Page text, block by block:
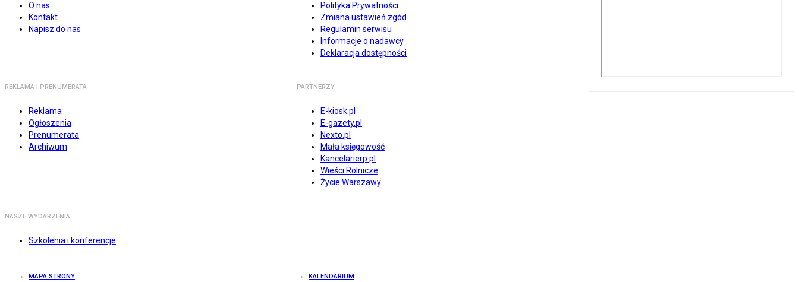
O nas
Kontakt
Napisz do nas
Polityka Prywatności
Zmiana ustawień zgód
Regulamin serwisu
Informacje o nadawcy
Deklaracja dostępności
REKLAMA I PRENUMERATA
Reklama
Ogłoszenia
Prenumerata
Archiwum
PARTNERZY
E-kiosk.pl
E-gazety.pl
Nexto.pl
Mała księgowość
Kancelarierp.pl
Wieści Rolnicze
Życie Warszawy
NASZE WYDARZENIA
Szkolenia i konferencje
MAPA STRONY KALENDARIUM